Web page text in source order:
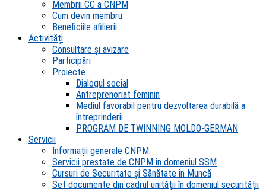
Membrii CC a CNPM
Cum devin membru
Beneficiile afilierii
Activități
Consultare și avizare
Participări
Proiecte
Dialogul social
Antreprenoriat feminin
Mediul favorabil pentru dezvoltarea durabilă a
întreprinderii
PROGRAM DE TWINNING MOLDO-GERMAN
Servicii
Informații generale CNPM
Servicii prestate de CNPM in domeniul SSM
Cursuri de Securitate și Sănătate în Muncă
Set documente din cadrul unității în domeniul securității